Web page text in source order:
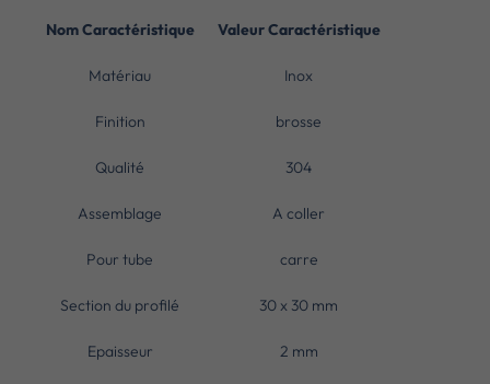
Nom Caractéristique Valeur Caractéristique
Matériau Inox
Finition brosse
Qualité 304
Assemblage A coller
Pour tube carre
Section du profilé 30 x 30 mm
Epaisseur 2 mm